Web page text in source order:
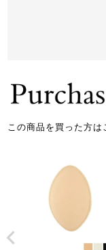
この商品を買った方